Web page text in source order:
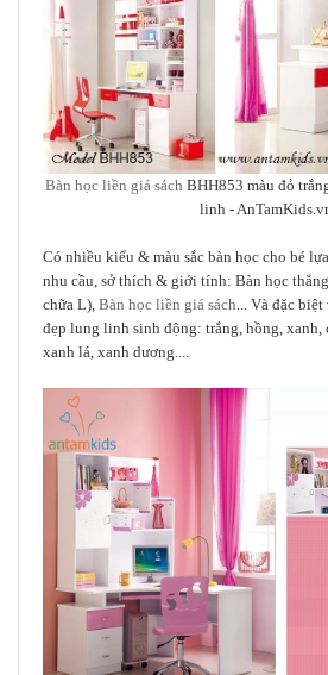
Bàn học liền giá sách BHH853 màu đỏ
linh -
Có nhiều kiểu & màu sắc bàn học cho bé
nhu cầu, sở thích & giới tính: Bàn học
chữa L), Bàn học liền giá sách... Và đặc
đẹp lung linh sinh động: trắng, hồng, xanh,
xanh lá, xanh dương....